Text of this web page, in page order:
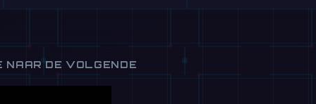
NAAR DE VOLGENDE